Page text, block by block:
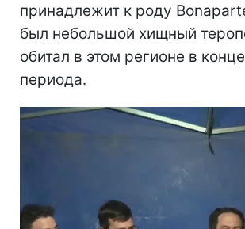
принадлежит к роду
был небольшой хищный
обитал в этом регионе в
периода.